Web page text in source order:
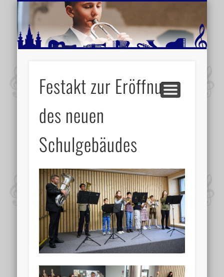
MUSIKSCHULE MARIAZELL
AKTUELLE BERICHTE
SCHULE
VIDEOS
VERANSTALTUNGSTIPPS
WEITERE INFORMATIONEN
Festakt zur Eröffnung
des neuen
Schulgebäudes